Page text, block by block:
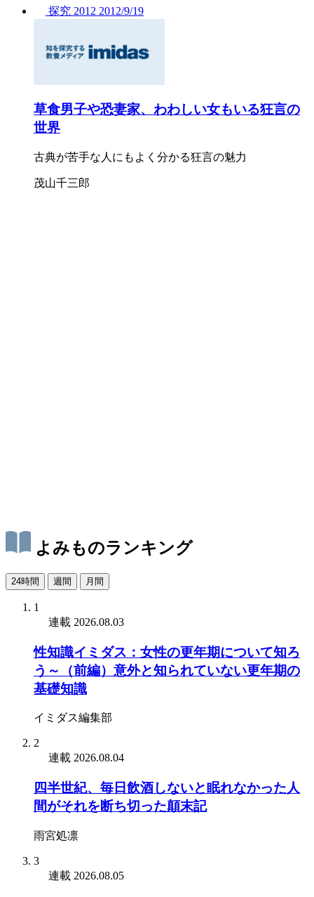
探究 2012 2012/9/19
草食男子や恐妻家、わわしい女もいる狂言の
世界
古典が苦手な人にもよく分かる狂言の魅力
茂山千三郎
よみものランキング
24時間 週間 月間
1
連載 2026.08.03
性知識イミダス：女性の更年期について知ろ
う～（前編）意外と知られていない更年期の
基礎知識
イミダス編集部
2
連載 2026.08.04
四半世紀、毎日飲酒しないと眠れなかった人
間がそれを断ち切った顛末記
雨宮処凛
3
連載 2026.08.05